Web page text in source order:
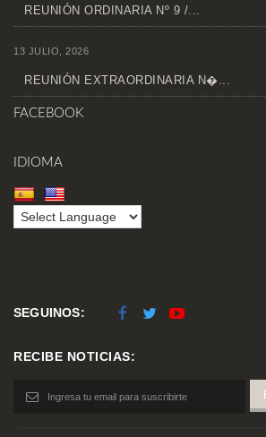
REUNIÓN ORDINARIA Nº 9 /...
13 JULIO, 2026
REUNIÓN EXTRAORDINARIA N�...
FACEBOOK
IDIOMA
SEGUINOS:
RECIBE NOTICIAS: